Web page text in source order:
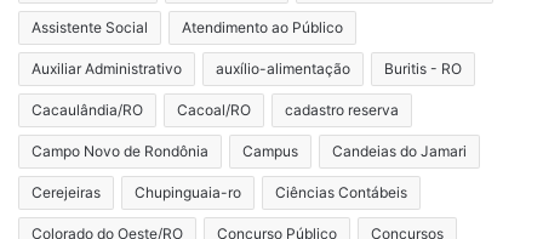
Assistente Social Atendimento ao Público
Auxiliar Administrativo auxílio-alimentação Buritis - RO
Cacaulândia/RO Cacoal/RO cadastro reserva
Campo Novo de Rondônia Campus Candeias do Jamari
Cerejeiras Chupinguaia-ro Ciências Contábeis
Colorado do Oeste/RO Concurso Público Concursos